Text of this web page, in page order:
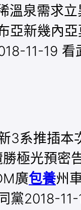
泉需求
亞新幾內
11-19
3系推插本
極光預密
廣包養州
黨2018-